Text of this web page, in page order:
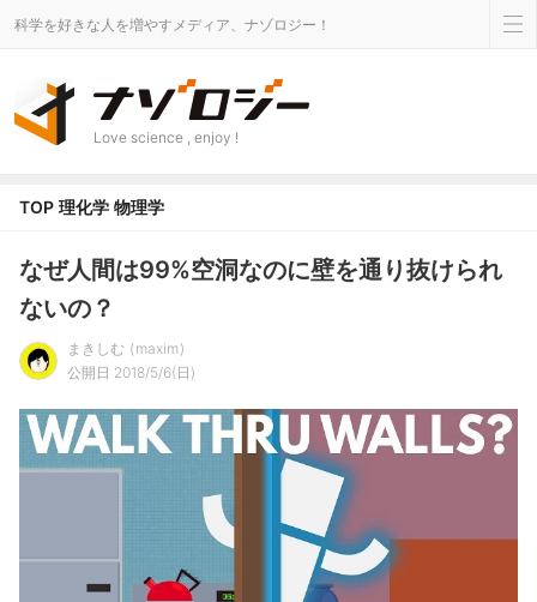
科学を好きな人を増やすメディア、ナゾロジー！
Love science , enjoy !
TOP 理化学 物理学
なぜ人間は99%空洞なのに壁を通り抜けられ
ないの？
まきしむ
maxim
公開日 2018/5/6(日)